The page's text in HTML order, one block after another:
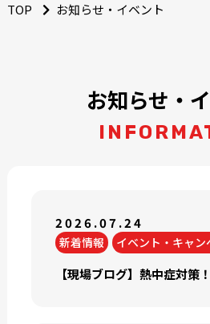
TOP お知らせ・イベント
お知らせ・
2026.07.24
新着情報 イベント・キャン